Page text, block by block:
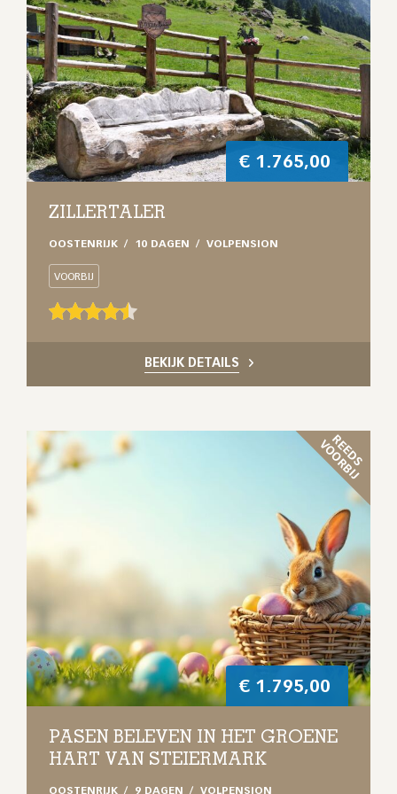
€ 1.765,00
ZILLERTALER
OOSTENRIJK 10 DAGEN VOLPENSION
VOORBIJ
BEKIJK DETAILS
€ 1.795,00
R
E
E
D
S
V
O
O
R
B
I
J
PASEN BELEVEN IN HET GROENE
HART VAN STEIERMARK
OOSTENRIJK 9 DAGEN VOLPENSION